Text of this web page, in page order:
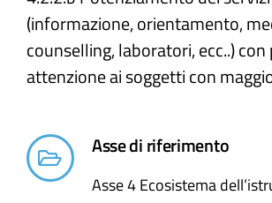
(informazione, orientamento,
counselling, laboratori, ecc..)
attenzione ai soggetti con
Asse di riferimento
Asse 4 Ecosistema